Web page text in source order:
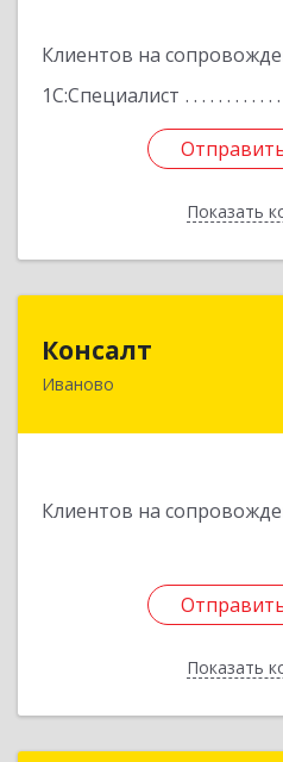
Клиентов на
1С:Специалист
Показать
Консалт
Иваново
Клиентов на
Показать
153000, Ивановская обл,